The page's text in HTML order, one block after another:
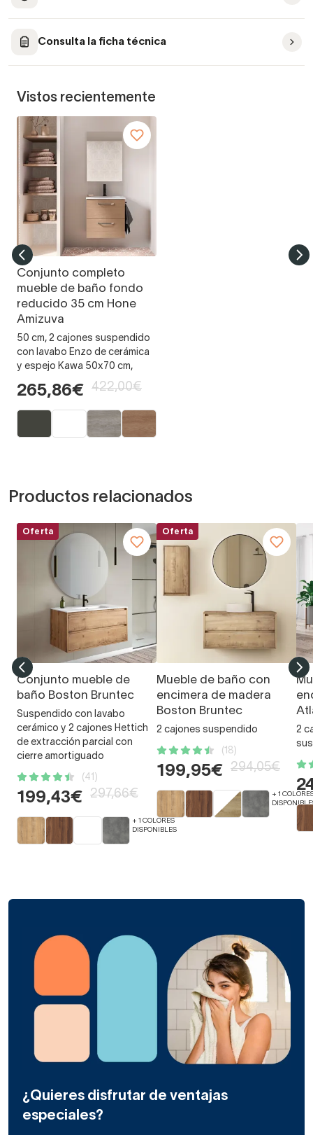
Consulta la ficha técnica
Vistos recientemente
Conjunto completo
mueble de baño fondo
reducido 35 cm Hone
Amizuva
50 cm, 2 cajones suspendido
con lavabo Enzo de cerámica
y espejo Kawa 50x70 cm,
265,86€ 422,00€
Productos relacionados
Oferta
Conjunto mueble de
baño Boston Bruntec
Suspendido con lavabo
cerámico y 2 cajones Hettich
de extracción parcial con
cierre amortiguado
(41)
199,43€ 297,66€
+ 1 COLORES
DISPONIBLES
Oferta
Mueble de baño con
encimera de madera
Boston Bruntec
2 cajones suspendido
(18)
199,95€ 294,05€
+ 1
2
¿Quieres disfrutar de ventajas
especiales?